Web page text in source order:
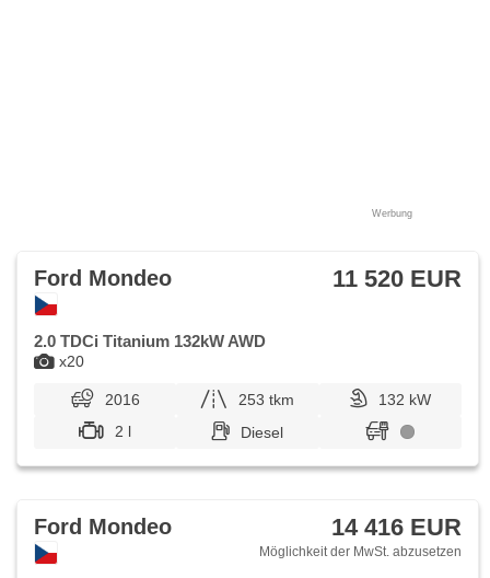
Werbung
x20
Ford Mondeo 11 520 EUR
2.0 TDCi Titanium 132kW AWD
2016 253 tkm
132 kW
2 l
Diesel
Ford Mondeo 14 416 EUR
Möglichkeit der MwSt. abzusetzen